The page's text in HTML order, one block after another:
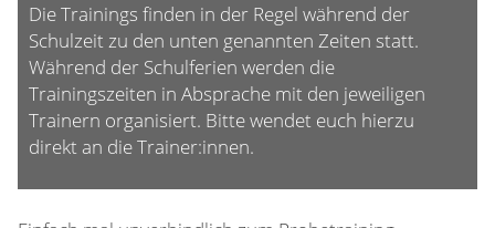
Die Trainings finden in der Regel während der
Schulzeit zu den unten genannten Zeiten statt.
Während der Schulferien werden die
Trainingszeiten in Absprache mit den jeweiligen
Trainern organisiert. Bitte wendet euch hierzu
direkt an die Trainer:innen.